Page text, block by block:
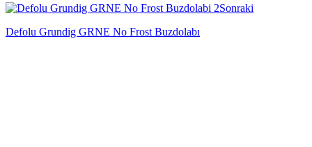
Sonraki
Defolu Grundig GRNE No Frost Buzdolabı